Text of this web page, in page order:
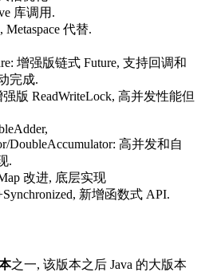
库调用.
代替.
增强版链式 Future, 支持回调和
完成.
强版 ReadWriteLock, 高并发性能但
DoubleAccumulator: 高并发和自
.
改进, 底层实现
新增函数式 API.
之一, 该版本之后 Java 的大版本